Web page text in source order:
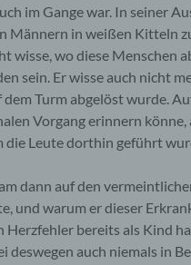
im Gange war. In seiner
Männern in weißen Kitteln
wisse, wo diese Menschen
sein. Er wisse auch nicht
Turm abgelöst wurde.
Vorgang erinnern
die Leute dorthin geführt
dann auf den
und warum er dieser
Herzfehler bereits als Kind
deswegen auch niemals in